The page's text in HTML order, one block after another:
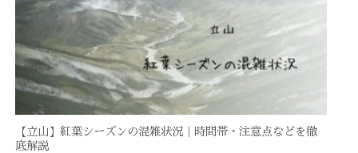
【立山】紅葉シーズンの混雑状況｜時間帯・注意点などを徹
底解説